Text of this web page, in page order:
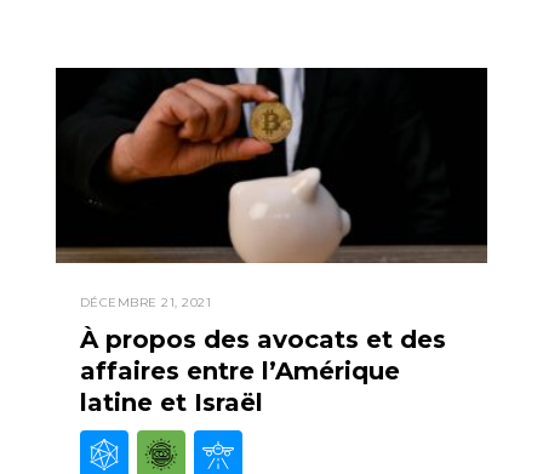
DÉCEMBRE 21, 2021
À propos des avocats et des
affaires entre l’Amérique
latine et Israël